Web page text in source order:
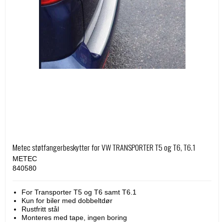
Metec støtfangerbeskytter for VW TRANSPORTER T5 og T6, T6.1
METEC
840580
For Transporter T5 og T6 samt T6.1
Kun for biler med dobbeltdør
Rustfritt stål
Monteres med tape, ingen boring